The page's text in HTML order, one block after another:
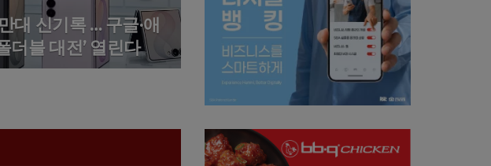
대 신기록 … 구글·애
더블 대전’ 열린다